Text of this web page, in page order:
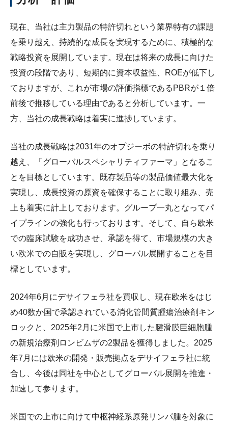
現在、当社は主力製品の特許切れという業界特有の課題
を乗り越え、持続的な成長を実現するために、積極的な
戦略投資を展開しています。現在は将来の成長に向けた
投資の段階であり、短期的に資本収益性、ROEが低下し
ておりますが、これが市場の評価指標であるPBRが１倍
前後で推移している理由であると分析しています。一
方、当社の成長戦略は着実に進捗しています。
当社の成長戦略は2031年のオプジーボの特許切れを乗り
越え、「グローバルスペシャリティファーマ」となるこ
とを目標としています。既存製品等の製品価値最大化を
実現し、成長投資の原資を確保することに取り組み、売
上も着実に計上しております。グループ一丸となってパ
イプラインの強化も行っております。そして、自ら欧米
での臨床試験を成功させ、承認を得て、市場規模の大き
い欧米での自販を実現し、グローバル展開することを目
標としています。
2024年6月にデサイフェラ社を買収し、現在欧米をはじ
め40数か国で承認されている消化管間質腫瘍治療剤キン
ロックと、2025年2月に米国で上市した腱滑膜巨細胞腫
の新規治療剤ロンビムザの2製品を獲得しました。2025
年7月には欧米の開発・販売拠点をデサイフェラ社に統
合し、今後は同社を中心としてグローバル展開を推進・
加速して参ります。
米国での上市に向けて中枢神経系原発リンパ腫を対象に